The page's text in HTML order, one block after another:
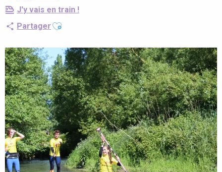
J'y vais en train !
Partager Ajouter aux favoris